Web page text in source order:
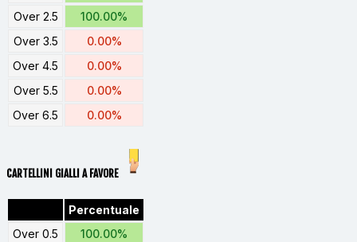
Over 2.5
100.00%
Over 3.5
0.00%
Over 4.5
0.00%
Over 5.5
0.00%
Over 6.5
0.00%
CARTELLINI GIALLI A FAVORE
Percentuale
Over 0.5
100.00%